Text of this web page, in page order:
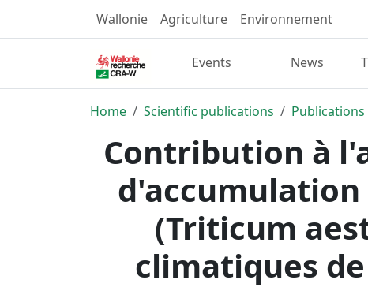
Wallonie Agriculture Environnement
Events News
Home Scientific publications Publications
Contribution à
d'accumulation
(Triticum
climatiques